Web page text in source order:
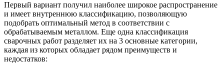
Первый вариант получил наиболее широкое распространение
и имеет внутреннюю классификацию, позволяющую
подобрать оптимальный метод в соответствии с
обрабатываемым металлом. Еще одна классификация
сварочных работ разделяет их на 3 основные категории,
каждая из которых обладает рядом преимуществ и
недостатков: